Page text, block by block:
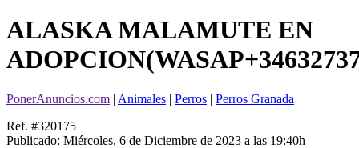
ALASKA MALAMUTE EN
PonerAnuncios.com | Animales | Perros | Perros Granada
Ref. #320175
Publicado: Miércoles, 6 de Diciembre de 2023 a las 19:40h